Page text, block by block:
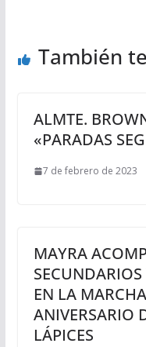
También
ALMTE.
«PARADAS
7 de febrero de 2023
MAYRA
EN LA
ANIVERSARIO
LÁPICES